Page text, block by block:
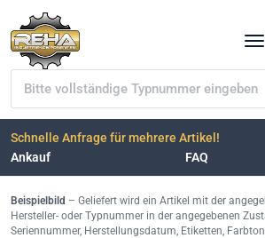
Typnummer suchen
Schnelle Anfrage für mehrere Artikel!
Ankauf
FAQ
Beispielbild – Geliefert wird ein Artikel mit der
Hersteller- oder Typnummer in der angegebenen
Seriennummer, Herstellungsdatum, Etiketten,